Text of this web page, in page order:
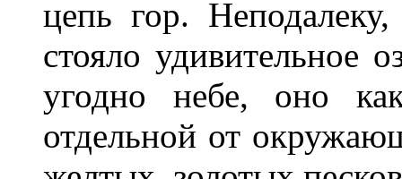
цепь гор.
стояло удивительное
угодно небе, оно
отдельной от